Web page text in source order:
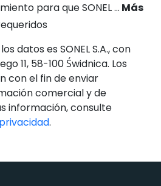
con el fin de enviarme un boletín informativo con información comercial y de marketing, de conformidad con el artículo 6, apartado 1, letra a), del Reglamento General de Protección de Datos (RGPD). Más
datos es SONEL S.A., con
11, 58-100 Świdnica. Los
con el fin de enviar
comercial y de
información, consulte
.